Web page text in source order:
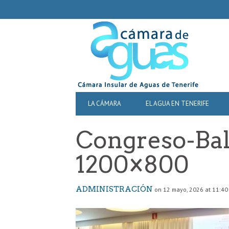
NAVIGATION
PRIMARY
NAVIGATION
LA CÁMARA EL AGUA EN TENERIFE
Congreso-
1200×800
ADMINISTRACIÓN on 12 mayo, 2026 at 11:40